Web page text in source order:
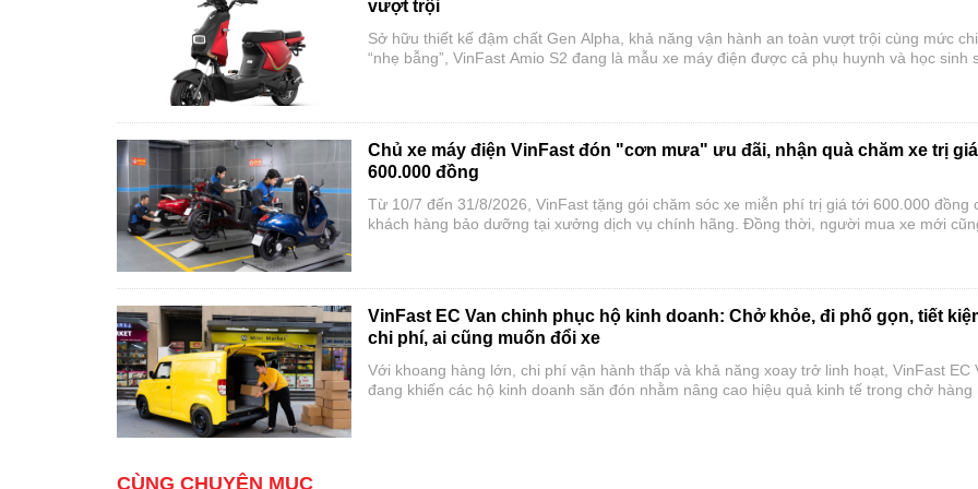
vượt trội
Sở hữu thiết kế đậm chất Gen Alpha, khả năng vận hành an toàn vượt trội cùng mức
“nhẹ bẫng”, VinFast Amio S2 đang là mẫu xe máy điện được cả phụ huynh và học sinh
Chủ xe máy điện VinFast đón "cơn mưa" ưu đãi, nhận quà chăm xe trị
600.000 đồng
Từ 10/7 đến 31/8/2026, VinFast tặng gói chăm sóc xe miễn phí trị giá tới 600.000 đồng
khách hàng bảo dưỡng tại xưởng dịch vụ chính hãng. Đồng thời, người mua xe mới
VinFast EC Van chinh phục hộ kinh doanh: Chở khỏe, đi phố gọn, tiết
chi phí, ai cũng muốn đổi xe
Với khoang hàng lớn, chi phí vận hành thấp và khả năng xoay trở linh hoạt, VinFast EC
đang khiến các hộ kinh doanh săn đón nhằm nâng cao hiệu quả kinh tế trong chở hàng
CÙNG CHUYÊN MỤC